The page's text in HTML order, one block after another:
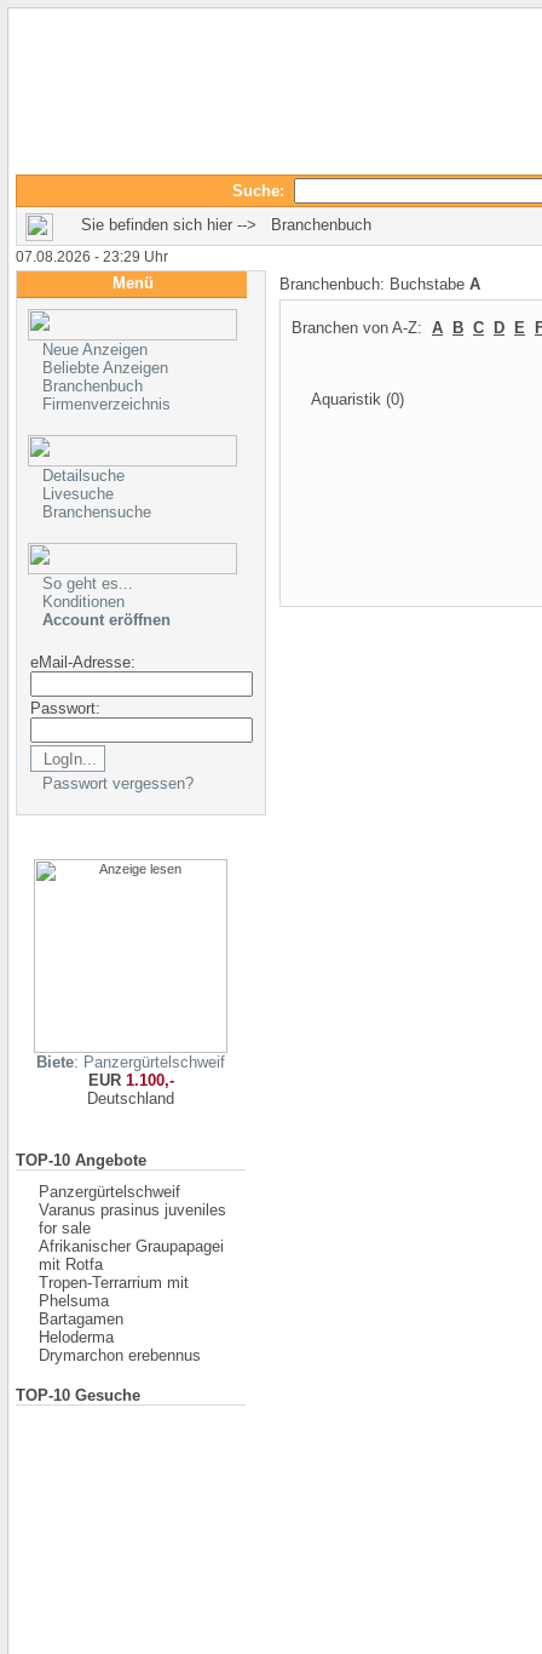
Suche:
Sie befinden sich hier --> Branchenbuch
07.08.2026 - 23:29 Uhr
Menü
Neue Anzeigen
Beliebte Anzeigen
Branchenbuch
Firmenverzeichnis
Detailsuche
Livesuche
Branchensuche
So geht es...
Konditionen
Account eröffnen
eMail-Adresse:
Passwort:
Passwort vergessen?
Biete: Panzergürtelschweif
EUR1.100,-
Deutschland
TOP-10 Angebote
Panzergürtelschweif
Varanus prasinus juveniles
for sale
Afrikanischer Graupapagei
mit Rotfa
Tropen-Terrarrium mit
Phelsuma
Bartagamen
Heloderma
Drymarchon erebennus
TOP-10 Gesuche
Branchenbuch: Buchstabe A
Branchen von A-Z: A B C D E
Aquaristik (0)